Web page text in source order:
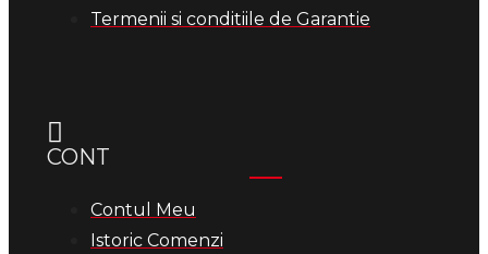
Termenii si conditiile de Garantie
CONT
Contul Meu
Istoric Comenzi